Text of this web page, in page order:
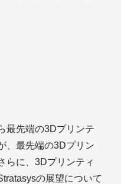
最先端の3Dプリンテ
、最先端の3Dプリン
らに、3Dプリンティ
の展望について